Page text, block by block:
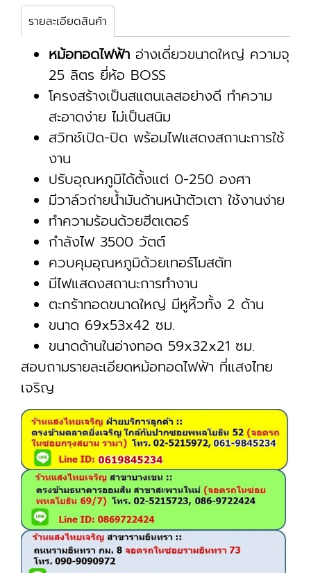
รายละเอียดสินค้า
หม้อทอดไฟฟ้า อ่างเดี่ยวขนาดใหญ่ ความจุ
25 ลิตร ยี่ห้อ BOSS
โครงสร้างเป็นสแตนเลสอย่างดี ทำความ
สะอาดง่าย ไม่เป็นสนิม
สวิทช์เปิด-ปิด พร้อมไฟแสดงสถานะการใช้
งาน
ปรับอุณหภูมิได้ตั้งแต่ 0-250 องศา
มีวาล์วถ่ายน้ำมันด้านหน้าตัวเตา ใช้งานง่าย
ทำความร้อนด้วยฮีตเตอร์
กำลังไฟ 3500 วัตต์
ควบคุมอุณหภูมิด้วยเทอร์โมสตัท
มีไฟแสดงสถานะการทำงาน
ตะกร้าทอดขนาดใหญ่ มีหูหิ้วทั้ง 2 ด้าน
ขนาด 69x53x42 ซม.
ขนาดด้านในอ่างทอด 59x32x21 ซม.
สอบถามรายละเอียดหม้อทอดไฟฟ้า ที่แสงไทย
เจริญ